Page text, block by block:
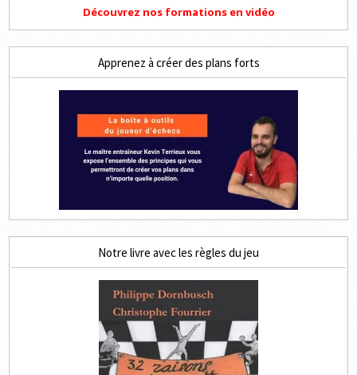
Découvrez nos formations en vidéo
Apprenez à créer des plans forts
Notre livre avec les règles du jeu